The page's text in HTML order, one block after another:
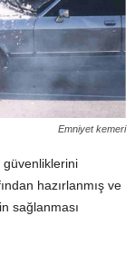
Emniyet kemeri
güvenliklerini
hazırlanmış ve
sağlanması